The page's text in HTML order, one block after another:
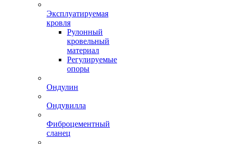
Эксплуатируемая
кровля
Рулонный
кровельный
материал
Регулируемые
опоры
Ондулин
Ондувилла
Фиброцементный
сланец